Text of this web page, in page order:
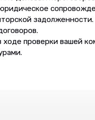
задолженности.
проверки вашей